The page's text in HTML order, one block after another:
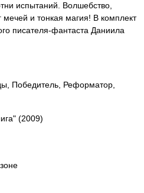
испытаний. Волшебство,
и тонкая магия! В комплект
писателя-фантаста Даниила
Победитель, Реформатор,
(2009)